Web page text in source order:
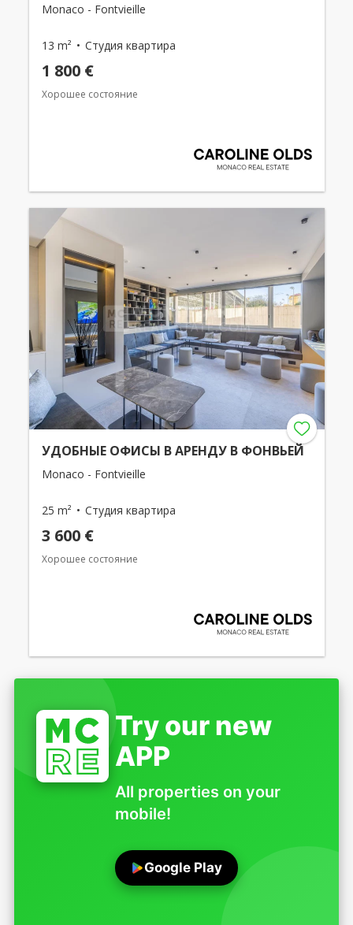
Monaco - Fontvieille
13 m² Студия квартира
1 800 €
Хорошее состояние
УДОБНЫЕ ОФИСЫ В АРЕНДУ В ФОНВЬЕЙ
Monaco - Fontvieille
25 m² Студия квартира
3 600 €
Хорошее состояние
Try our new
APP
All properties on your
mobile!
Google Play